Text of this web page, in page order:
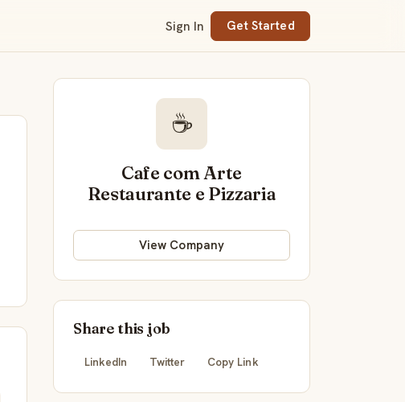
Sign In Get Started
☕
Cafe com Arte
Restaurante e Pizzaria
View Company
Share this job
LinkedIn Twitter Copy Link